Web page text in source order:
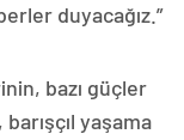
duyacağız.”
bazı güçler
yaşama